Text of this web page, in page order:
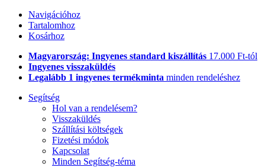
Navigációhoz
Tartalomhoz
Kosárhoz
Magyarország: Ingyenes standard kiszállítás 17.000 Ft-tól
Ingyenes visszaküldés
Legalább 1 ingyenes termékminta minden rendeléshez
Segítség
Hol van a rendelésem?
Visszaküldés
Szállítási költségek
Fizetési módok
Kapcsolat
Minden Segítség-téma